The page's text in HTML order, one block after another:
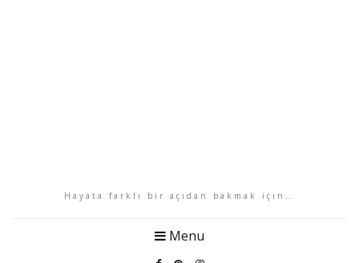
Hayata farklı bir açıdan bakmak için…
Menu